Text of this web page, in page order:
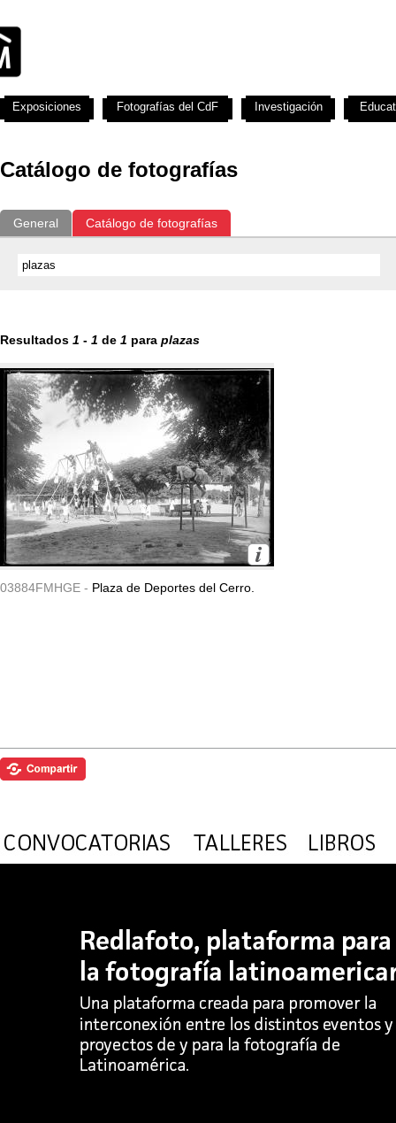
Catálogo de fotografías
General Catálogo de fotografías
Resultados 1 - 1 de 1 para plazas
03884FMHGE - Plaza de Deportes del Cerro.
Exposiciones Fotografías del CdF Investigación